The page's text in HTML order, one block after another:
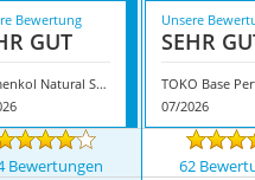
Bewertung
GUT
Holmenkol Natural Skiwax Spray
Unsere
SEHR
07/2026
Bewertungen 62